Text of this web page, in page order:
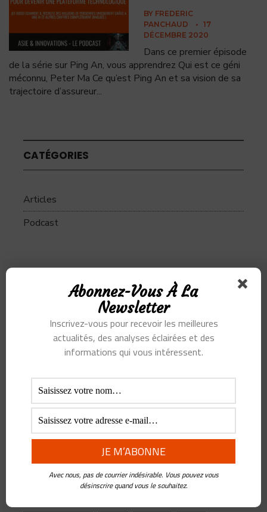
BY FREDERIC
PANCHAUD
• 17
DÉCEMBRE 2020
Dans ce premier épisode
de la série sur Ping An, vous apprendrez Qui est ce géni
méconnu, Peter Ma Ce qu’est Ping An et sa vision de sa
trajectoire d’assureur...
CATÉGORIES
Articles
Podcast
Alibaba Alihealth Alipay ant
Ant Group
Assurance Banque BATX
Blockchain
Douyin
Ecosystème
Epargne
Facebook
Fintech
Gestion de Patrimoine
Google Inde
Influenceur
Intelligence Artificielle
Jinri Toutiao
Live Streaming LuFax
Management
Abonnez-Vous À La
Newsletter
Inscrivez-vous pour recevoir les meilleures
actualités, des analyses éclairées et des
informations qui vous intéressent.
Avec nous, pas de courrier indésirable. Vous pouvez vous
désinscrire quand vous le souhaitez.